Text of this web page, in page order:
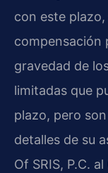
con este
compensación
gravedad de
limitadas que
plazo, pero
detalles de su
Of SRIS, P.C.